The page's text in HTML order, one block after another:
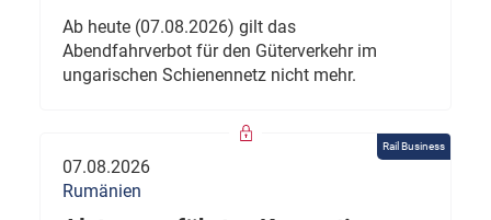
Ab heute (07.08.2026) gilt das
Abendfahrverbot für den Güterverkehr im
ungarischen Schienennetz nicht mehr.
Rail Business
07.08.2026
Rumänien